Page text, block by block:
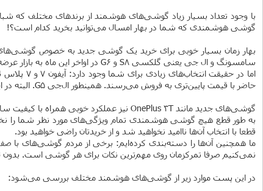
با وجود تعداد بسیار زیاد گوشی‌های هوشمند از برندهای مختلف که
گوشی هوشمندی که شما در بهار امسال می‌توانید بخرید کدام است؟!
بهار زمان بسیار خوبی برای خرید یک گوشی جدید به خصوص
سامسونگ و ال‌ جی یعنی گلکسی S8 و G6 در اواخر این ماه به بازار عرضه می‌شوند و گزینه‌های خوبی برای خرید به حساب می‌آیند.
حاضر با قیمت پایین‌تری به فروش می‌رسند. همینطور ال‌جی G5. البته در ایران این کاهش قیمت‌ها خیلی محسوس نخواهد بود و احتمالا باید از چند ماه بعد شاهد آن باشیم!
گوشی‌های جدید مانند OnePlus 3T نیز عملکرد خوبی همراه با کیفیت ساخت مطلوب دارند.
به طور قطع هیچ گوشی هوشمندی تمام ویژگی‌های مورد نظر شما را
قطعا با انتخاب آن‌ها ناامید نخواهید شد و از خریدتان راضی خواهید بود.
ما همچنین آن‌ها را دسته‌بندی کرده‌ایم: برخی از مردم گوشی‌های
نمی‌کنیم صرفا تمرکزمان روی مهم‌ترین نکات برای هر گوشی است. بدون
در این پست موارد زیر از گوشی‌های هوشمند مختلف بررسی می‌شود: